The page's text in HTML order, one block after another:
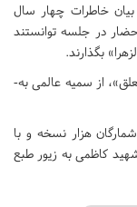
بیان خاطرات چهار سال
در جلسه توانستند
بگذارند.
در پایان این مراسم، ضمن رونمایی از کتاب «باغ­های معلق»، از سمیه عالمی به­
معلق» در 208 صفحه، شمارگان هزار نسخه و با
توسط انتشارات شهید کاظمی به زیور طبع